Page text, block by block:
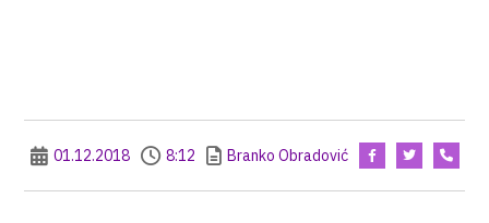
01.12.2018 8:12 Branko Obradović